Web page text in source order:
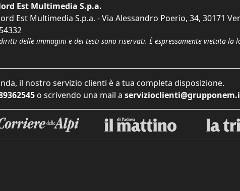
Est Multimedia S.p.a.
Est Multimedia S.p.a. - Via Alessandro Poerio, 34, 30171
delle immagini e dei testi sono riservati. È espressamente vietata
il nostro servizio clienti è a tua completa disposizione.
o scrivendo una mail a